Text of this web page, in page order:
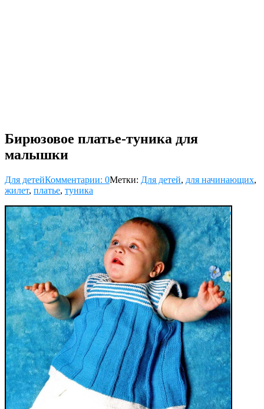
Бирюзовое платье-туника для
малышки
Для детейКомментарии: 0Метки: Для детей, для начинающих,
жилет, платье, туника